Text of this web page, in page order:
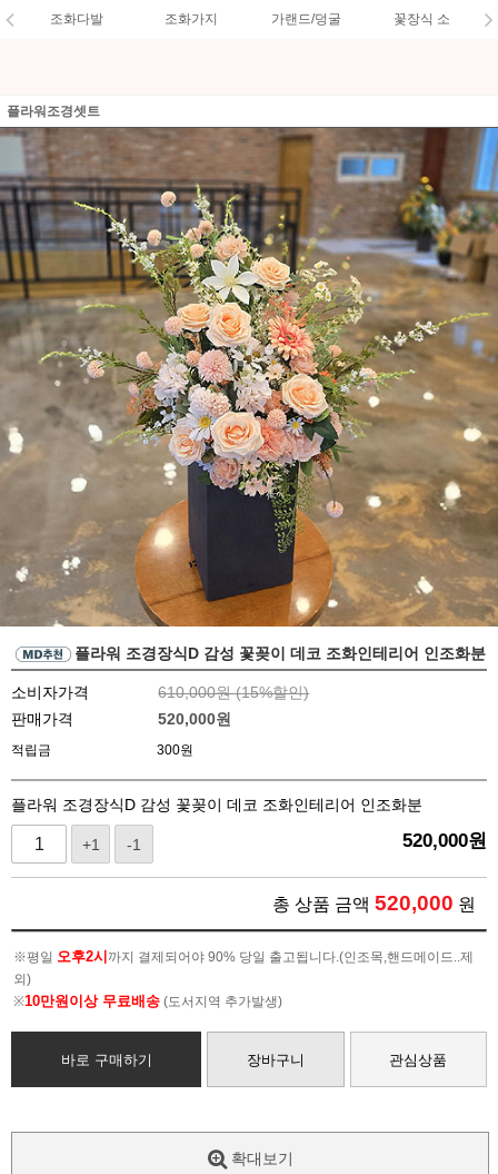
조화다발 조화가지 가랜드/덩굴 꽃장식 소
플라워조경셋트
플라워 조경장식D 감성 꽃꽂이 데코 조화인테리어 인조화분
소비자가격 610,000원 (15%할인)
판매가격
520,000원
적립금 300원
플라워 조경장식D 감성 꽃꽂이 데코 조화인테리어 인조화분
+1 -1 520,000원
총 상품 금액 520,000 원
※평일 오후2시 까지 결제되어야 90% 당일 출고됩니다.(인조목,핸드메이드..제
외)
※10만원이상 무료배송 (도서지역 추가발생)
바로 구매하기 장바구니 관심상품
확대보기